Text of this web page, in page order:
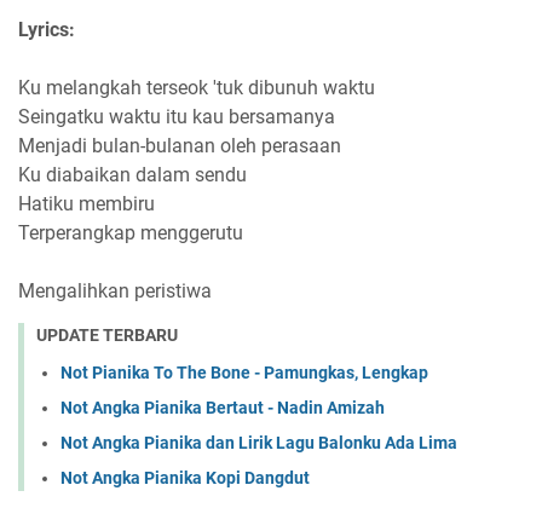
Lyrics:
Ku melangkah terseok 'tuk dibunuh waktu
Seingatku waktu itu kau bersamanya
Menjadi bulan-bulanan oleh perasaan
Ku diabaikan dalam sendu
Hatiku membiru
Terperangkap menggerutu
Mengalihkan peristiwa
UPDATE TERBARU
Not Pianika To The Bone - Pamungkas, Lengkap
Not Angka Pianika Bertaut - Nadin Amizah
Not Angka Pianika dan Lirik Lagu Balonku Ada Lima
Not Angka Pianika Kopi Dangdut